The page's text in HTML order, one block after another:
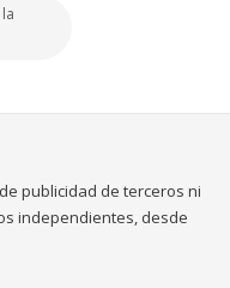
publicidad de terceros ni
independientes, desde